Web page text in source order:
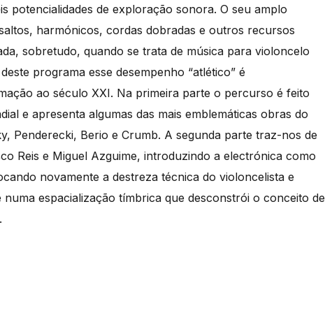
potencialidades de exploração sonora. O seu amplo
harmónicos, cordas dobradas e outros recursos
sobretudo, quando se trata de música para violoncelo
programa esse desempenho “atlético” é
ao século XXI. Na primeira parte o percurso é feito
e apresenta algumas das mais emblemáticas obras do
Penderecki, Berio e Crumb. A segunda parte traz-nos de
Reis e Miguel Azguime, introduzindo a electrónica como
novamente a destreza técnica do violoncelista e
espacialização tímbrica que desconstrói o conceito de